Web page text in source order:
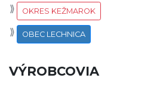
OKRES KEŽMAROK
OBEC LECHNICA
VÝROBCOVIA